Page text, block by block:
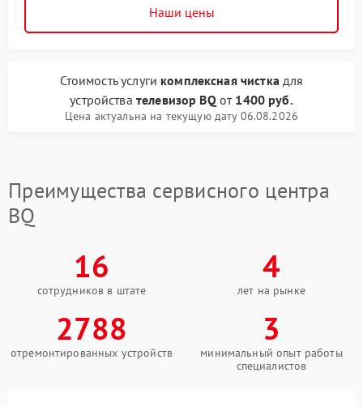
Наши цены
Стоимость услуги комплексная чисткадля
устройства телевизор BQ от 1400 руб.
Цена актуальна на текущую дату 06.08.2026
Преимущества сервисного центра
BQ
16
сотрудников в штате
4
лет на рынке
2788
отремонтированных устройств
3
минимальный опыт работы
специалистов